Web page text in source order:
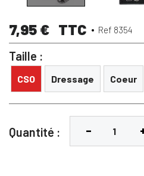
7,95 € TTC Ref 8354
Taille :
CSO Dressage Coeur
Quantité :